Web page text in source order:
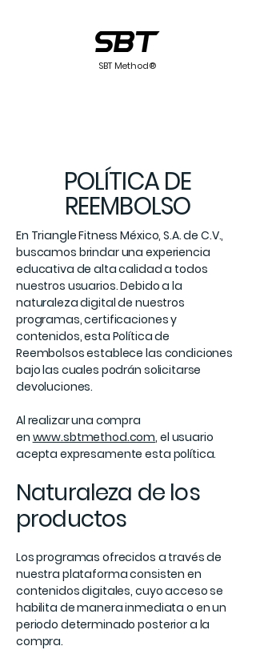
SBT Method®
POLÍTICA DE
REEMBOLSO
En Triangle Fitness México, S.A. de C.V.,
buscamos brindar una experiencia
educativa de alta calidad a todos
nuestros usuarios. Debido a la
naturaleza digital de nuestros
programas, certificaciones y
contenidos, esta Política de
Reembolsos establece las condiciones
bajo las cuales podrán solicitarse
devoluciones.
Al realizar una compra
en www.sbtmethod.com, el usuario
acepta expresamente esta política.
Naturaleza de los
productos
Los programas ofrecidos a través de
nuestra plataforma consisten en
contenidos digitales, cuyo acceso se
habilita de manera inmediata o en un
periodo determinado posterior a la
compra.